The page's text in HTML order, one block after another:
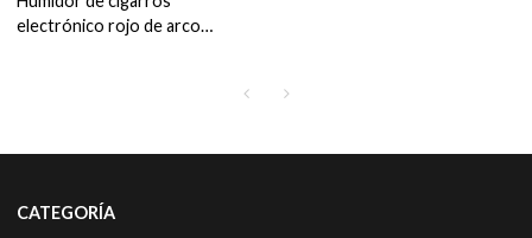
electrónico rojo de arco
de cedro
CATEGORÍA